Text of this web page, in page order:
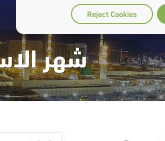
Reject Cookies
شهر